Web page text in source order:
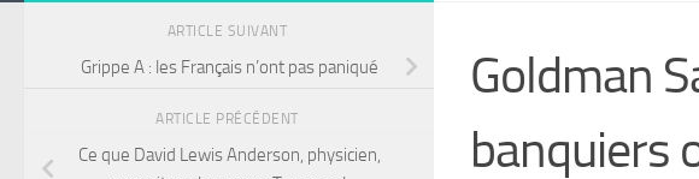
Goldman
banquiers
ARTICLE SUIVANT
Grippe A : les Français n’ont pas paniqué
ARTICLE PRÉCÉDENT
Ce que David Lewis Anderson, physicien,